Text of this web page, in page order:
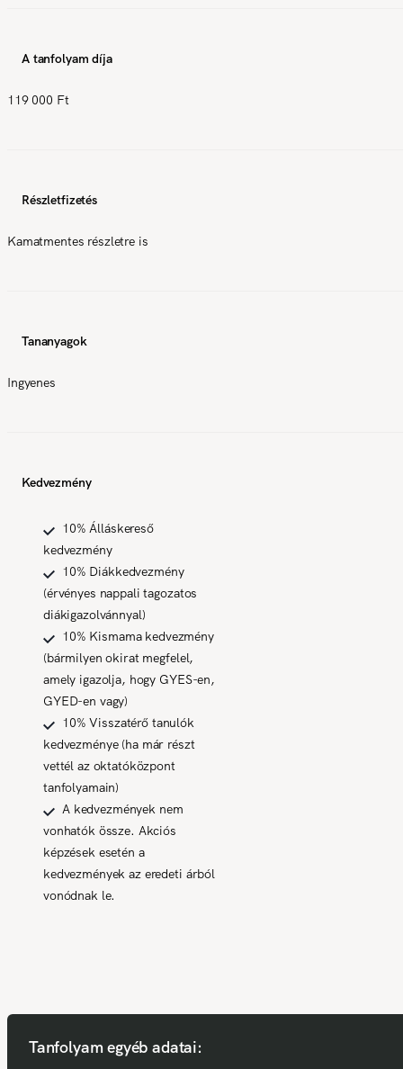
A tanfolyam díja
119 000 Ft
Részletfizetés
Kamatmentes részletre is
Tananyagok
Ingyenes
Kedvezmény
10% Álláskereső
kedvezmény
10% Diákkedvezmény
(érvényes nappali tagozatos
diákigazolvánnyal)
10% Kismama kedvezmény
(bármilyen okirat megfelel,
amely igazolja, hogy GYES-en,
GYED-en vagy)
10% Visszatérő tanulók
kedvezménye (ha már részt
vettél az oktatóközpont
tanfolyamain)
A kedvezmények nem
vonhatók össze. Akciós
képzések esetén a
kedvezmények az eredeti árból
vonódnak le.
Tanfolyam egyéb adatai: